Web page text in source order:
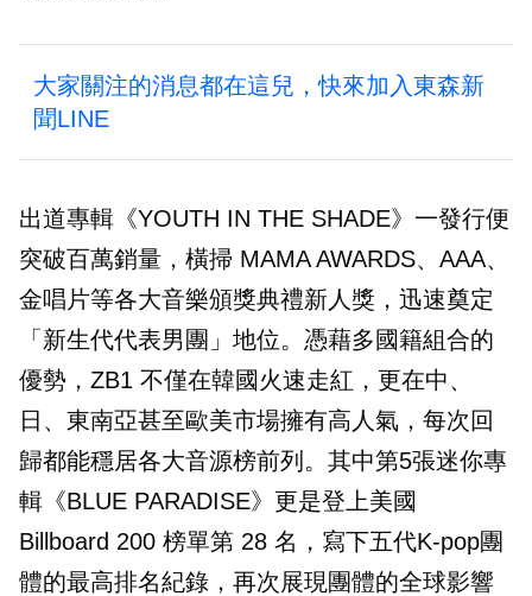
大家關注的消息都在這兒，快來加入東森新
聞LINE
出道專輯《YOUTH IN THE SHADE》一發行便
突破百萬銷量，橫掃 MAMA AWARDS、AAA、
金唱片等各大音樂頒獎典禮新人獎，迅速奠定
「新生代代表男團」地位。憑藉多國籍組合的
優勢，ZB1 不僅在韓國火速走紅，更在中、
日、東南亞甚至歐美市場擁有高人氣，每次回
歸都能穩居各大音源榜前列。其中第5張迷你專
輯《BLUE PARADISE》更是登上美國
Billboard 200 榜單第 28 名，寫下五代K-pop團
體的最高排名紀錄，再次展現團體的全球影響